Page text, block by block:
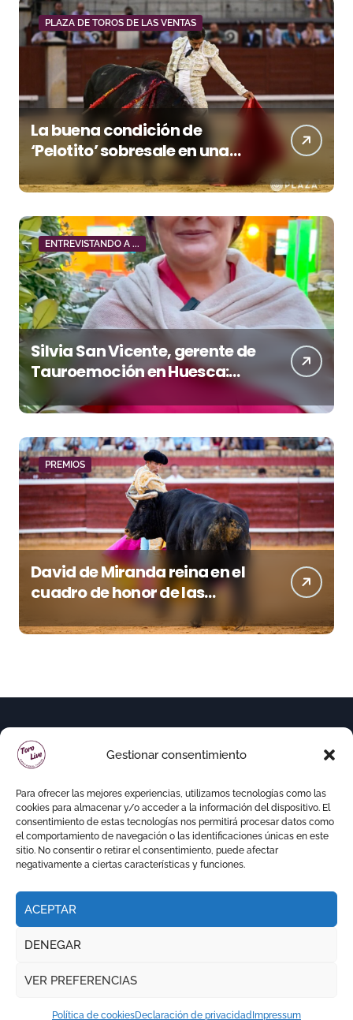
Gestionar consentimiento
Para ofrecer las mejores experiencias, utilizamos tecnologías como las
cookies para almacenar y/o acceder a la información del dispositivo. El
consentimiento de estas tecnologías nos permitirá procesar datos como
el comportamiento de navegación o las identificaciones únicas en este
sitio. No consentir o retirar el consentimiento, puede afectar
negativamente a ciertas características y funciones.
ACEPTAR
DENEGAR
VER PREFERENCIAS
Política de cookiesDeclaración de privacidad Impressum
PLAZA DE TOROS DE LAS VENTAS
La buena condición de
‘Pelotito’ sobresale en una
noche gris en Las Ventas
ENTREVISTANDO A ...
Silvia San Vicente, gerente de
Tauroemoción en Huesca:
«Todas las figuras del toreo
quieren venir a esta feria»
PREMIOS
David de Miranda reina en el
cuadro de honor de las
Colombinas 2026
Copyright © Todos los derechos reservados
EL PODCAST DE TOROLIVE